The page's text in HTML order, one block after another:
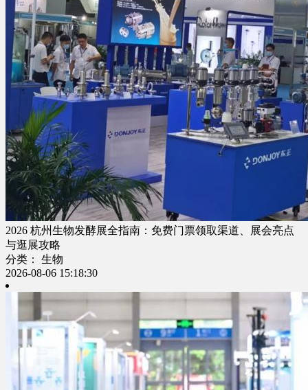
2026 杭州生物发酵展全指南：免费门票领取渠道、展会亮点
与逛展攻略
分类： 生物
2026-08-06 15:18:30